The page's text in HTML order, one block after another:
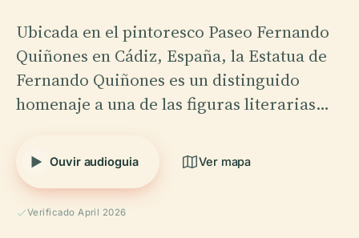
Ubicada en el pintoresco Paseo Fernando
Quiñones en Cádiz, España, la Estatua de
Fernando Quiñones es un distinguido
homenaje a una de las figuras literarias…
Ouvir audioguia Ver mapa
Verificado April 2026